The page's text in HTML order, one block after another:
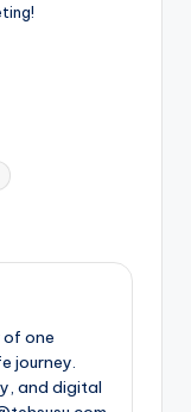
of one
journey.
and digital